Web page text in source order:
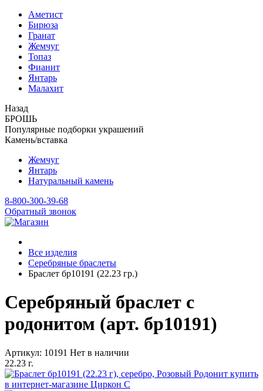
Аметист
Бирюза
Гранат
Жемчуг
Топаз
Фианит
Янтарь
Малахит
Назад
БРОШЬ
Популярные подборки украшений
Камень/вставка
Жемчуг
Янтарь
Натуральный камень
8-800-300-39-68
Обратный звонок
Все изделия
Серебряные браслеты
Браслет бр10191 (22.23 гр.)
Серебряный браслет с
родонитом (арт. бр10191)
Артикул: 10191 Нет в наличии
22.23 г.